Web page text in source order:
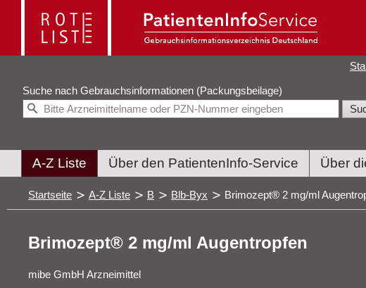
Suche nach Gebrauchsinformationen (Packungsbeilage)
A-Z Liste Über den PatientenInfo-Service Über
Startseite A-Z Liste B Blb-Byx Brimozept® 2 mg/ml
Brimozept® 2 mg/ml Augentropfen
mibe GmbH Arzneimittel